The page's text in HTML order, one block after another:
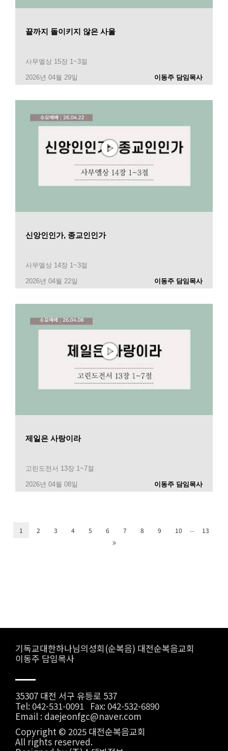
끝까지 돌이키지 않은 사울
사무엘상 15장 1~3절
2026년 04월 29일 이동주 담임목사
신앙인인가, 종교인인가
사무엘상 14장 1~3절
2026년 04월 22일 이동주 담임목사
제일은 사랑이라
고린도전서 13장 1~7절
2026년 04월 08일 이동주 담임목사
1 2 3 4 5 6 7 8 9 10 ... 13
기독교대한하나님의성회(순복음) 대전순복음교회
이동주 담임목사
35307 대전 서구 유등로 537
Tel: 042-531-0091 Fax: 042-532-6890
Email : daejeonfgc@naver.com
Copyright © 2025 대전순복음교회
All rights reserved.